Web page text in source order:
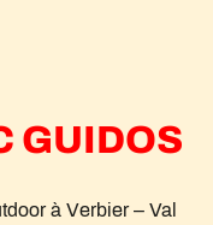
GUIDOS
à Verbier – Val